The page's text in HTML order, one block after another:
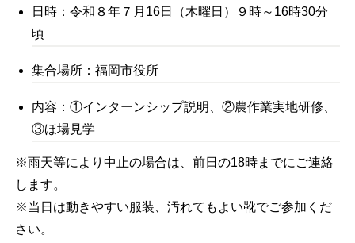
日時：令和８年７月16日（木曜日）９時～16時30分
頃
集合場所：福岡市役所
内容：①インターンシップ説明、②農作業実地研修、
③ほ場見学
※雨天等により中止の場合は、前日の18時までにご連絡
します。
※当日は動きやすい服装、汚れてもよい靴でご参加くだ
さい。